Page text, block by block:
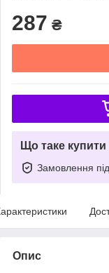
287 ₴
Що таке
Замовлення
Опис